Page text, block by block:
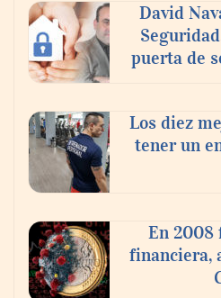
‘El ransomware se
Ricardo Palacio Escobar
David
puerta de
Los diez
tener un
En 2008
financiera,